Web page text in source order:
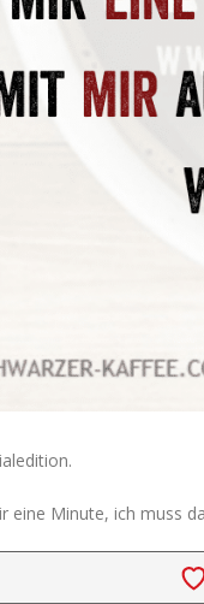
eine Minute, ich muss